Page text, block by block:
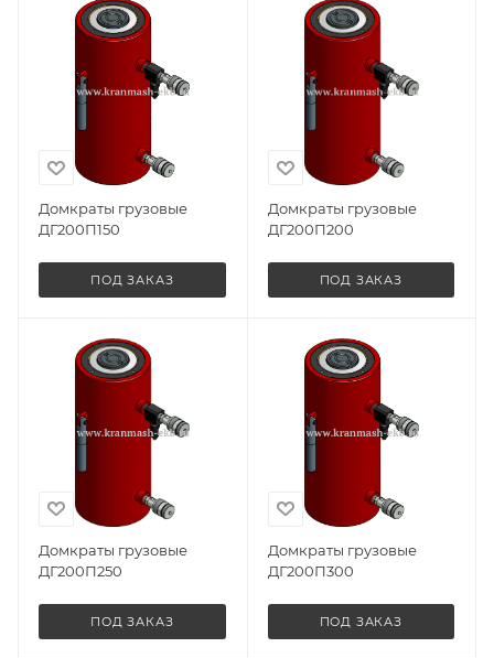
Домкраты грузовые
ДГ200П150
ПОД ЗАКАЗ
Домкраты грузовые
ДГ200П200
ПОД ЗАКАЗ
Домкраты грузовые
ДГ200П250
ПОД ЗАКАЗ
Домкраты грузовые
ДГ200П300
ПОД ЗАКАЗ